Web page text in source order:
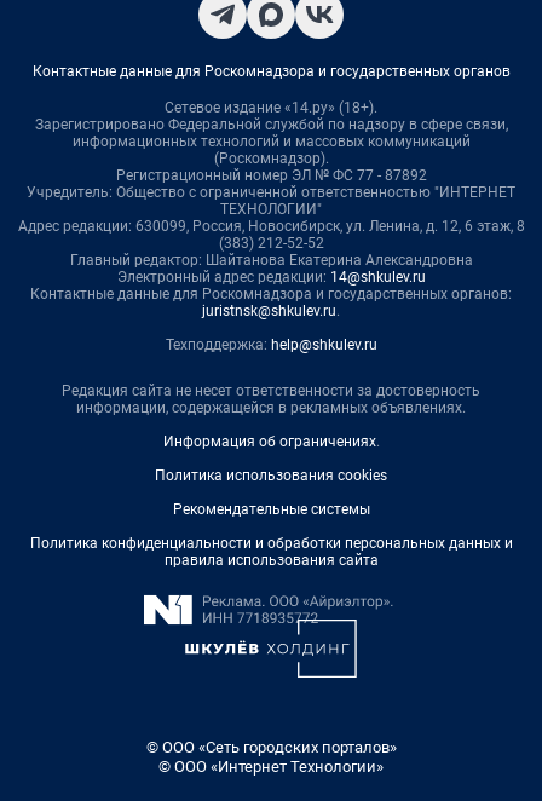
Контактные данные для Роскомнадзора и государственных органов
Сетевое издание «14.ру» (18+).
Зарегистрировано Федеральной службой по надзору в сфере связи,
информационных технологий и массовых коммуникаций
(Роскомнадзор).
Регистрационный номер ЭЛ № ФС 77 - 87892
Учредитель: Общество с ограниченной ответственностью "ИНТЕРНЕТ
ТЕХНОЛОГИИ"
Адрес редакции: 630099, Россия, Новосибирск, ул. Ленина, д. 12, 6 этаж, 8
(383) 212-52-52
Главный редактор: Шайтанова Екатерина Александровна
Электронный адрес редакции: 14@shkulev.ru
Контактные данные для Роскомнадзора и государственных органов:
juristnsk@shkulev.ru.
Техподдержка: help@shkulev.ru
Редакция сайта не несет ответственности за достоверность
информации, содержащейся в рекламных объявлениях.
Информация об ограничениях.
Политика использования cookies
Рекомендательные системы
Политика конфиденциальности и обработки персональных данных и
правила использования сайта
© ООО «Сеть городских порталов»
© ООО «Интернет Технологии»